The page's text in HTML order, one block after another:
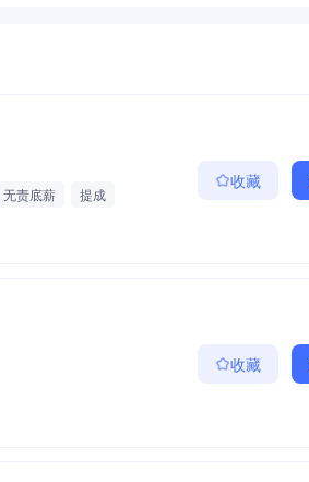
无责底薪
提成
收藏
收藏